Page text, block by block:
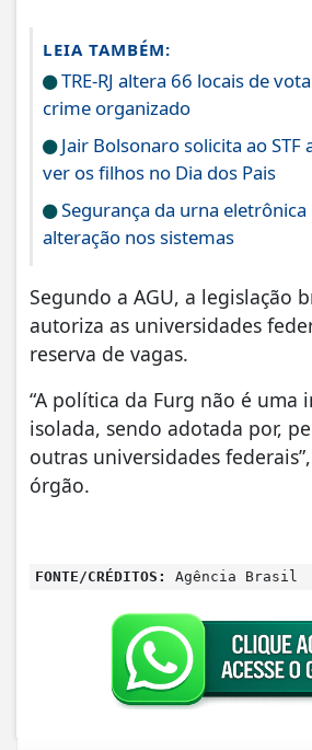
LEIA TAMBÉM:
TRE-RJ altera 66 locais de
crime organizado
Jair Bolsonaro solicita ao STF
ver os filhos no Dia dos Pais
Segurança da urna
alteração nos sistemas
Segundo a AGU, a legislação
autoriza as universidades
reserva de vagas.
“A política da Furg não é uma
isolada, sendo adotada por,
outras universidades
órgão.
FONTE/CRÉDITOS: Agência Brasil